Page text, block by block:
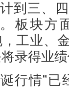
到三、
板块方
工业、
录得业
情”已